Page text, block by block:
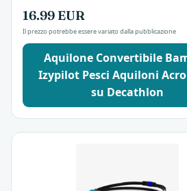
adatto sia...
16.99 EUR
Il prezzo potrebbe essere variato dalla pubblicazione
Aquilone Convertibile
Izypilot Pesci Aquiloni
su Decathlon